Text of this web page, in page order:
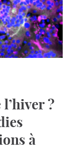
?
à